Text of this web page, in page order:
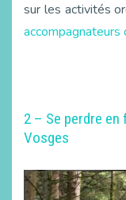
sur les activités
accompagnateurs
2 – Se perdre
Vosges